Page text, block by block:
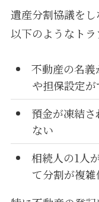
遺産分割協議を
以下のようなトラ
不動産の名
や担保設定
預金が凍結
ない
相続人の1人
て分割が複雑